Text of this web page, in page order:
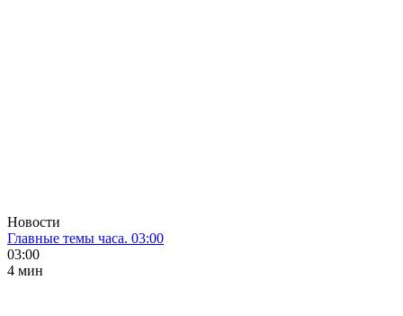
Новости
Главные темы часа. 03:00
03:00
4 мин